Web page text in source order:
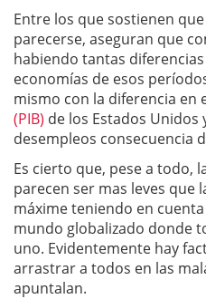
Entre los que sostienen
parecerse, aseguran que
habiendo tantas
economías de esos
mismo con la diferencia en
(PIB) de los Estados Unidos
desempleos consecuencia
Es cierto que, pese a todo,
parecen ser mas leves que
máxime teniendo en
mundo globalizado donde
uno. Evidentemente hay
arrastrar a todos en las
apuntalan.